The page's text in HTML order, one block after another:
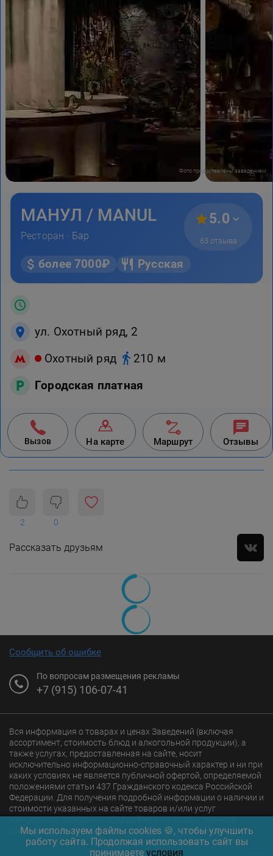
Фото предоставлены заведением
МАНУЛ / MANUL
Ресторан · Бар
5.0
63 отзыва
более 7000₽ Русская
ул. Охотный ряд, 2
Охотный ряд
210 м
Городская платная
Вызов На карте Маршрут Отзывы
2 0
Рассказать друзьям
Сообщить об ошибке
По вопросам размещения рекламы
+7 (915) 106-07-41
Вся информация о товарах и ценах Заведений (включая
ассортимент, стоимость блюд и алкогольной продукции), а
также услугах, предоставленная на сайте, носит
исключительно информационно-справочный характер и ни при
каких условиях не является публичной офертой, определяемой
положениями статьи 437 Гражданского кодекса Российской
Федерации. Для получения подробной информации о наличии и
стоимости указанных на сайте товаров и/или услуг
конкретного Заведения обращайтесь непосредственно в
Заведение.
Мы используем файлы cookies 🍪, чтобы улучшить
работу сайта. Продолжая использовать сайт вы
принимаете условия